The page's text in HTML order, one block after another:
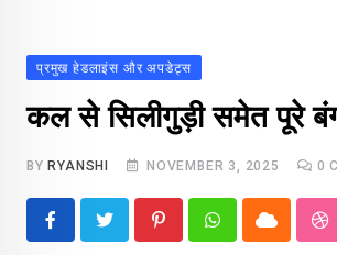
प्रमुख हेडलाइंस और अपडेट्स
कल से सिलीगुड़ी समेत पूरे
BY RYANSHI NOVEMBER 3, 2025 0
PinterestWhatsappCloud